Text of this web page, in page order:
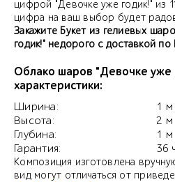
цифрой "Девочке уже годик!" из
цифра на ваш выбор будет
Закажите Букет из гелиевых
годик!" недорого с доставкой
Облако шаров "Девочке уже
характеристики:
Ширина:
Высота:
Глубина:
Гарантия:
1
2 м
1 м
36
Композиция изготовлена
вид могут отличаться от